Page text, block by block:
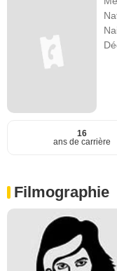
16
ans de carrière
Filmographie